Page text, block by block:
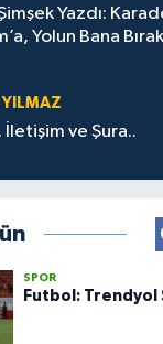
Yazdı:
Yolun Bana
YILMAZ
İletişim ve Şura..
SPOR
Futbol: Trendyol